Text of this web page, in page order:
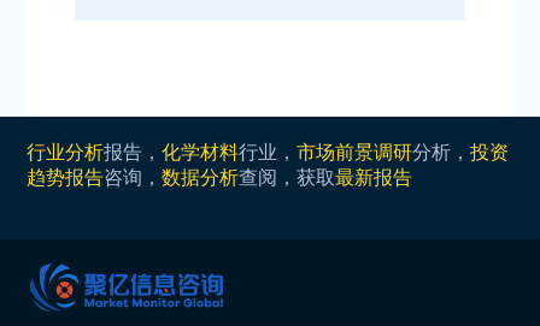
行业分析报告，化学材料行业，市场前景调研分析，投资
趋势报告咨询，数据分析查阅，获取最新报告